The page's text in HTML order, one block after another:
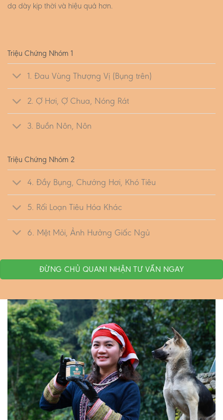
dạ dày kịp thời và hiệu quả hơn.
Triệu Chứng Nhóm 1
1. Đau Vùng Thượng Vị (Bụng trên)
2. Ợ Hơi, Ợ Chua, Nóng Rát
3. Buồn Nôn, Nôn
Triệu Chứng Nhóm 2
4. Đầy Bụng, Chướng Hơi, Khó Tiêu
5. Rối Loạn Tiêu Hóa Khác
6. Mệt Mỏi, Ảnh Hưởng Giấc Ngủ
ĐỪNG CHỦ QUAN! NHẬN TƯ VẤN NGAY